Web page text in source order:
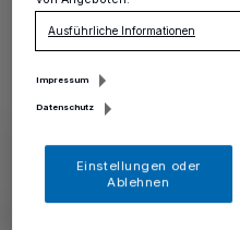
Ausführliche Informationen
Impressum
Datenschutz
Einstellungen oder
Ablehnen